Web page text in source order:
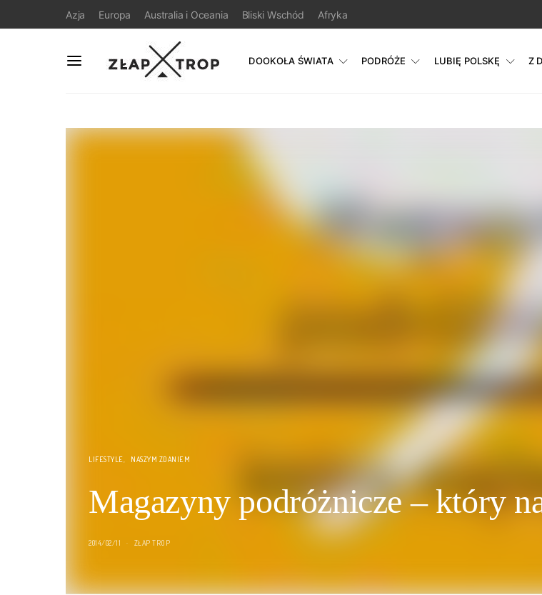
Azja Europa Australia i Oceania Bliski Wschód Afryka
DOOKOŁA ŚWIATA PODRÓŻE LUBIĘ POLSKĘ Z
LIFESTYLE NASZYM ZDANIEM
Magazyny podróżnicze – który
2014/02/11 ZŁAP TROP